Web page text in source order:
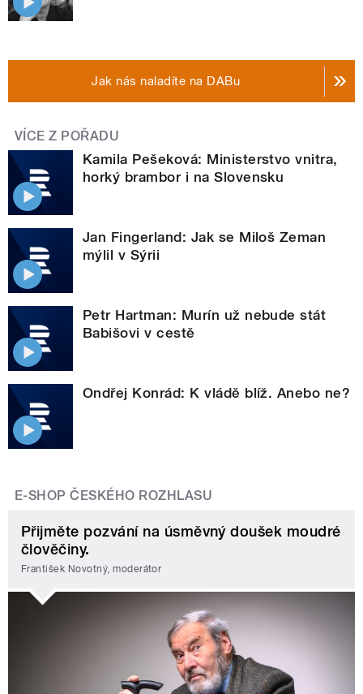
Jak nás naladíte na DABu
VÍCE Z POŘADU
Kamila Pešeková: Ministerstvo vnitra,
horký brambor i na Slovensku
Jan Fingerland: Jak se Miloš Zeman
mýlil v Sýrii
Petr Hartman: Murín už nebude stát
Babišovi v cestě
Ondřej Konrád: K vládě blíž. Anebo ne?
E-SHOP ČESKÉHO ROZHLASU
Přijměte pozvání na úsměvný doušek moudré
člověčiny.
František Novotný, moderátor